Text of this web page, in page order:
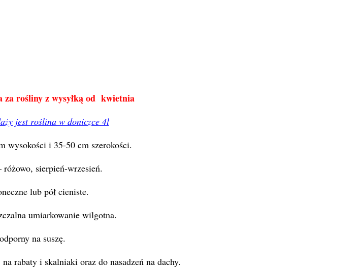
za rośliny z wysyłką od kwietnia
jest roślina w doniczce 4l
wysokości i 35-50 cm szerokości.
sierpień-wrzesień.
lub pół cieniste.
umiarkowanie wilgotna.
na suszę.
rabaty i skalniaki oraz do nasadzeń na dachy.